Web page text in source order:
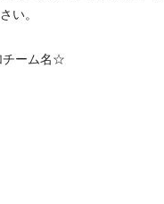
さい。
ーム名☆